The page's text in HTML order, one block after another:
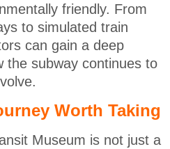
friendly. From
to simulated train
can gain a deep
the subway continues to
Worth Taking
Museum is not just a